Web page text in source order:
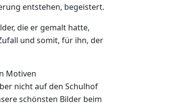
entstehen, begeistert.
die er gemalt hatte,
und somit, für ihn, der
Motiven
nicht auf den Schulhof
schönsten Bilder beim